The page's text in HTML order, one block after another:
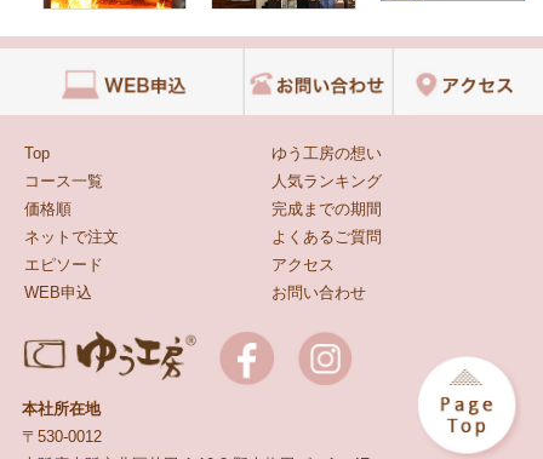
Top
ゆう工房の想い
コース一覧
人気ランキング
価格順
完成までの期間
ネットで注文
よくあるご質問
エピソード
アクセス
WEB申込
お問い合わせ
本社所在地
〒530-0012